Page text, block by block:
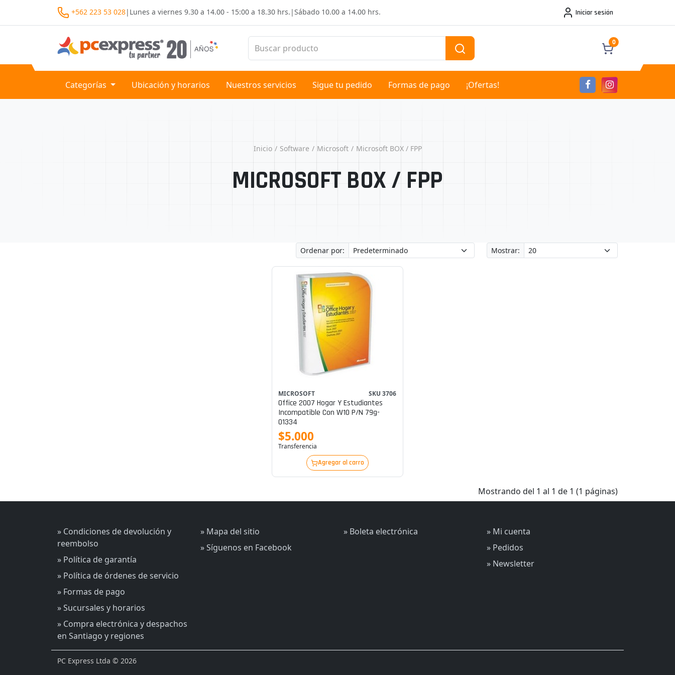
+562 223 53 028| Lunes a viernes 9.30 a 14.00 - 15:00 a 18.30 hrs. |Sábado 10.00 a 14.00 hrs. Iniciar sesión
0
Categorías Ubicación y horarios Nuestros servicios Sigue tu pedido Formas de pago ¡Ofertas!
Inicio Software Microsoft Microsoft BOX / FPP
MICROSOFT BOX / FPP
Ordenar por: Mostrar:
MICROSOFT SKU 3706
Office 2007 Hogar Y Estudiantes
Incompatible Con W10 P/n 79g-
01334
$5.000
Transferencia
Agregar al carro
Mostrando del 1 al 1 de 1 (1 páginas)
» Condiciones de devolución y
reembolso
» Política de garantía
» Política de órdenes de servicio
» Formas de pago
» Sucursales y horarios
» Compra electrónica y despachos
en Santiago y regiones
» Mapa del sitio
» Síguenos en Facebook
» Boleta electrónica
» Mi cuenta
» Pedidos
» Newsletter
PC Express Ltda © 2026